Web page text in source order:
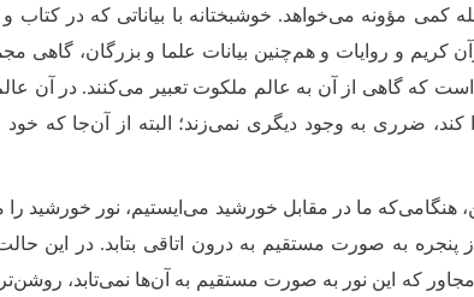
کمی مؤونه می‌خواهد. خوشبختانه با بیاناتی که در
کریم و روایات و هم‌چنین بیانات علما و بزرگان،
است که گاهی از آن به عالم ملکوت تعبیر می‌کنند. در آن
کند، ضرری به وجود دیگری نمی‌زند؛ البته از آن‌جا که
هنگامی‌که ما در مقابل خورشید می‌ایستیم، نور خورشید
پنجره به صورت مستقیم به درون اتاقی بتابد. در این
که این نور به صورت مستقیم به آن‌ها نمی‌تابد، روشن‌تر